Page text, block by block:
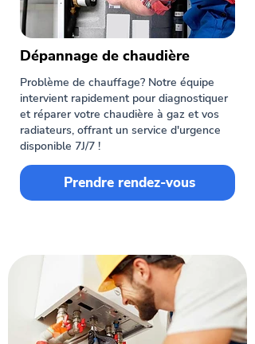
Dépannage de chaudière
Problème de chauffage? Notre équipe
intervient rapidement pour diagnostiquer
et réparer votre chaudière à gaz et vos
radiateurs, offrant un service d'urgence
disponible 7J/7 !
Prendre rendez-vous